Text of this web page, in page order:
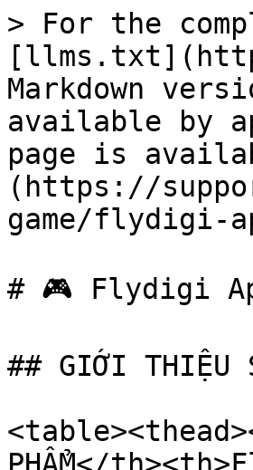
> For the
Markdown
available by
page is
(https://
game/flydigi-
# 🎮 Flydigi
## GIỚI THIỆU